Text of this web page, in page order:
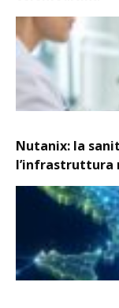
Nutanix: la
l’infrastruttura